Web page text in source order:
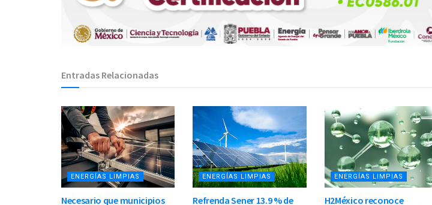
Entradas Relacionadas
ENERGÍAS LIMPIAS
Necesario que municipios
ENERGÍAS LIMPIAS
Refrenda Sener 13.9 % de
ENERGÍAS LIMPIAS
H2México reconoce